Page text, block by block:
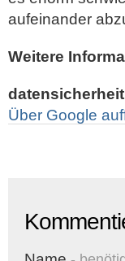
aufeinander
Weitere
Über Google